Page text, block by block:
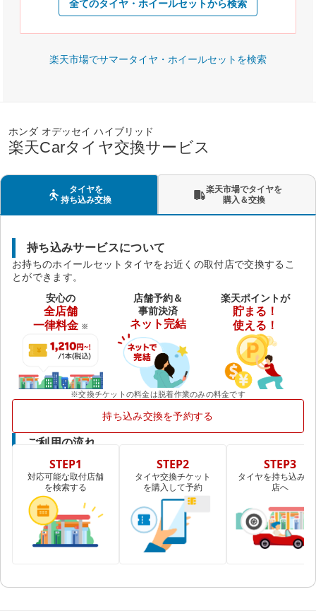
全てのタイヤ・ホイールセットから検索
楽天市場でサマータイヤ・ホイールセットを検索
ホンダ オデッセイ ハイブリッド
楽天Carタイヤ交換サービス
タイヤを
持ち込み交換
楽天市場でタイヤを
購入＆交換
持ち込みサービスについて
お持ちのホイールセットタイヤをお近くの取付店で交換するこ
とができます。
安心の
全店舗
一律料金 ※
店舗予約＆
事前決済
ネット完結
楽天ポイントが
貯まる！
使える！
※交換チケットの料金は脱着作業のみの料金です
持ち込み交換を予約する
ご利用の流れ
STEP1
対応可能な取付店舗
を検索する
STEP2
タイヤ交換チケット
を購入して予約
STEP3
タイヤを持ち込み取
店へ